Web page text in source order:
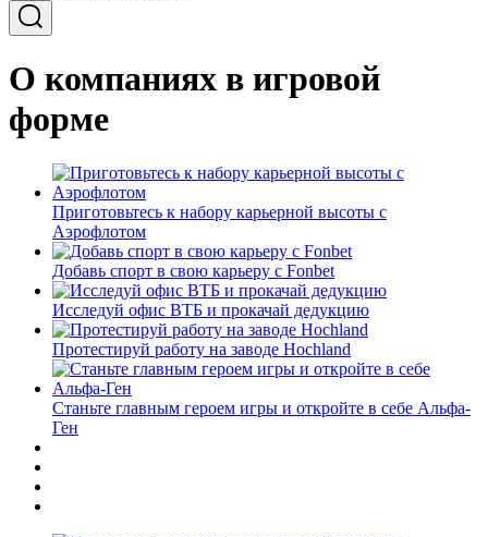
О компаниях в игровой
форме
Приготовьтесь к набору карьерной высоты с
Аэрофлотом
Добавь спорт в свою карьеру с Fonbet
Исследуй офис ВТБ и прокачай дедукцию
Протестируй работу на заводе Hochland
Станьте главным героем игры и откройте в себе Альфа-
Ген